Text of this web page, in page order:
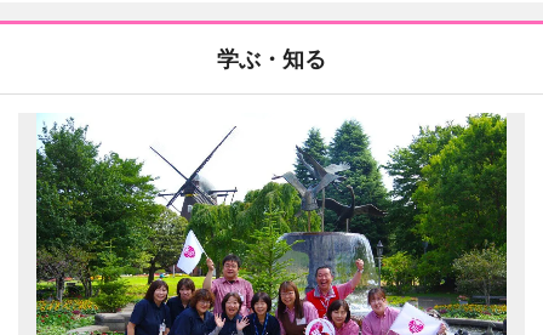
学ぶ・知る